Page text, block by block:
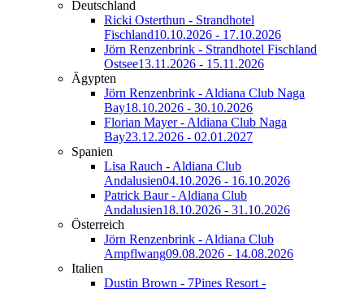
Deutschland
Ricki Osterthun - Strandhotel
Fischland10.10.2026 - 17.10.2026
Jörn Renzenbrink - Strandhotel Fischland
Ostsee13.11.2026 - 15.11.2026
Ägypten
Jörn Renzenbrink - Aldiana Club Naga
Bay18.10.2026 - 30.10.2026
Florian Mayer - Aldiana Club Naga
Bay23.12.2026 - 02.01.2027
Spanien
Lisa Rauch - Aldiana Club
Andalusien04.10.2026 - 16.10.2026
Patrick Baur - Aldiana Club
Andalusien18.10.2026 - 31.10.2026
Österreich
Jörn Renzenbrink - Aldiana Club
Ampflwang09.08.2026 - 14.08.2026
Italien
Dustin Brown - 7Pines Resort -